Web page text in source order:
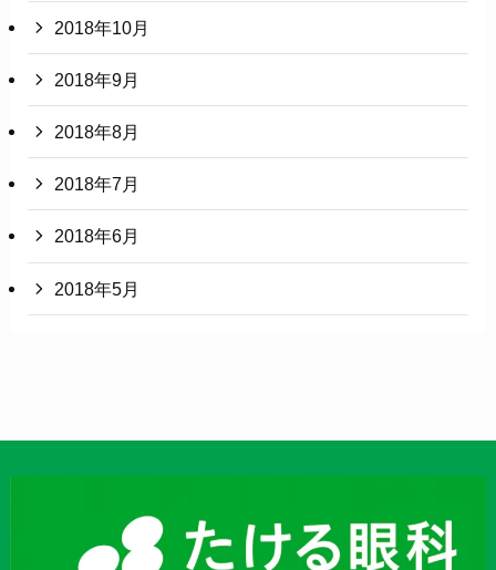
2018年10月
2018年9月
2018年8月
2018年7月
2018年6月
2018年5月